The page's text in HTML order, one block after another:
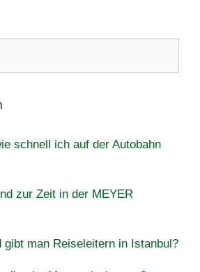
schnell ich auf der Autobahn
zur Zeit in der MEYER
gibt man Reiseleitern in Istanbul?